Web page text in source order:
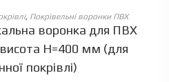
ОПЦІЇ
, Покрівельні воронки ПВХ
воронка для ПВХ
Н=400 мм (для
покрівлі)